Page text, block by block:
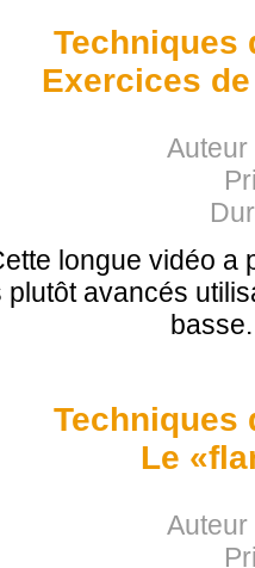
Techniques
Exercices
Auteur
longue vidéo a
avancés
basse.
Techniques
Le
Auteur